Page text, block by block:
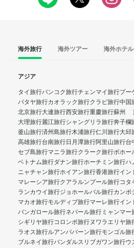
海外旅行 海外ツアー 海外ホテル
アジア
タイ旅行バンコク旅行チェンマイ旅行プー
パタヤ旅行カオラック旅行クラビ旅行中国
北京旅行大連旅行西安旅行重慶旅行蘇州
大理旅行麗江旅行シャングリラ旅行奔子欄
釜山旅行済州島旅行木浦旅行仁川旅行大邱
高雄旅行台南旅行日月潭旅行阿里山旅行台
セブ島旅行マニラ旅行クラーク旅行ボホー
ベトナム旅行ダナン旅行ホーチミン旅行ハ
ニャチャン旅行ホイアン旅行香港旅行イン
マレーシア旅行クアラルンプール旅行コタ
ランカウイ旅行ジョホールバル旅行カンボ
マカオ旅行モルディブ旅行マーレ旅行イン
バンガロール旅行ネパール旅行 ミャンマー
シギリヤ旅行コロンボ旅行ヌワラエリヤ旅
ラオス旅行ルアンパバーン旅行モンゴル旅
ブルネイ旅行バンダルスリブガワン旅行ウ